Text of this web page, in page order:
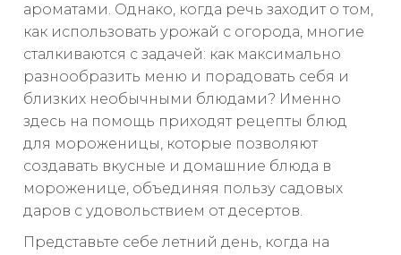
ароматами. Однако, когда речь заходит о том,
как использовать урожай с огорода, многие
сталкиваются с задачей: как максимально
разнообразить меню и порадовать себя и
близких необычными блюдами? Именно
здесь на помощь приходят рецепты блюд
для мороженицы, которые позволяют
создавать вкусные и домашние блюда в
мороженице, объединяя пользу садовых
даров с удовольствием от десертов.
Представьте себе летний день, когда на